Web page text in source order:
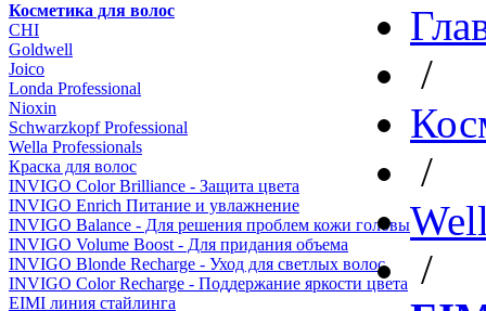
Косметика для волос
CHI
Goldwell
Joico
Londa Professional
Nioxin
Schwarzkopf Professional
Wella Professionals
Краска для волос
INVIGO Color Brilliance - Защита цвета
INVIGO Enrich Питание и увлажнение
INVIGO Balance - Для решения проблем кожи головы
INVIGO Volume Boost - Для придания объема
INVIGO Blonde Recharge - Уход для светлых волос
INVIGO Color Recharge - Поддержание яркости цвета
EIMI линия стайлинга
/
/
/